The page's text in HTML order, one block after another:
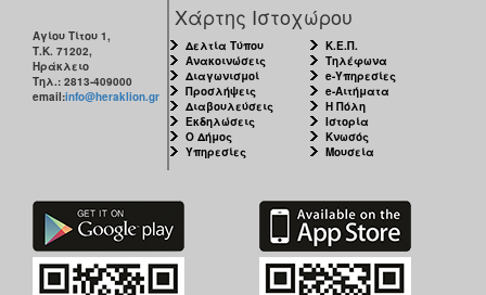
Αγίου Τίτου 1,
Τ.Κ. 71202,
Ηράκλειο
Τηλ.: 2813-409000
email:info@heraklion.gr
Χάρτης Ιστοχώρου
Δελτία Τύπου
Ανακοινώσεις
Διαγωνισμοί
Προσλήψεις
Διαβουλεύσεις
Εκδηλώσεις
Ο Δήμος
Υπηρεσίες
Κ.Ε.Π.
Τηλέφωνα
e-Υπηρεσίες
e-Αιτήματα
Η Πόλη
Ιστορία
Κνωσός
Μουσεία